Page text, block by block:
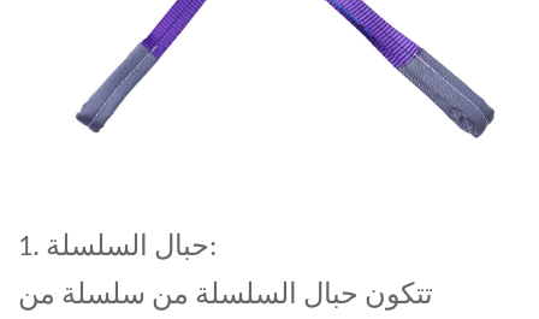
1. حبال السلسلة:
تتكون حبال السلسلة من سلسلة من